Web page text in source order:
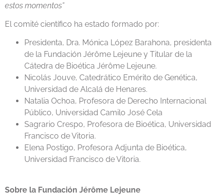
estos momentos”
El comité científico ha estado formado por:
Presidenta, Dra. Mónica López Barahona, presidenta
de la Fundación Jérôme Lejeune y Titular de la
Cátedra de Bioética Jérôme Lejeune.
Nicolás Jouve, Catedrático Emérito de Genética,
Universidad de Alcalá de Henares.
Natalia Ochoa, Profesora de Derecho Internacional
Público, Universidad Camilo José Cela
Sagrario Crespo, Profesora de Bioética, Universidad
Francisco de Vitoria.
Elena Postigo, Profesora Adjunta de Bioética,
Universidad Francisco de Vitoria.
Sobre la Fundación Jérôme Lejeune